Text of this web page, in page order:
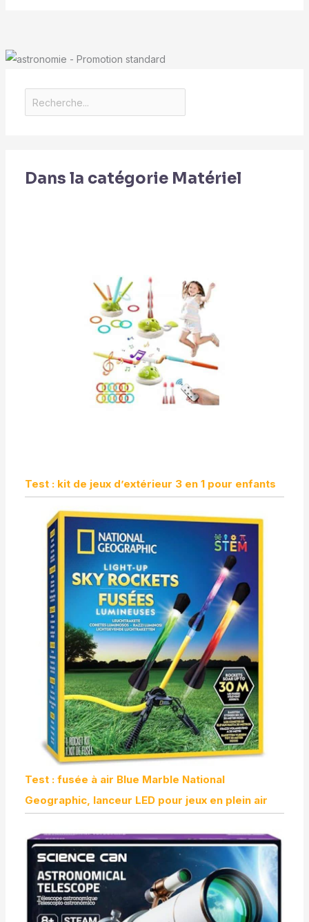
Dans la catégorie Matériel
Test : kit de jeux d’extérieur 3 en 1 pour enfants
Test : fusée à air Blue Marble National
Geographic, lanceur LED pour jeux en plein air